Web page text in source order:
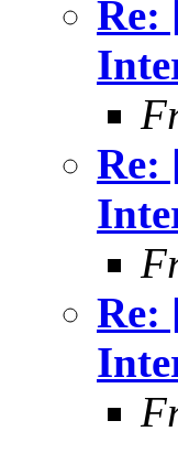
Re:
Re:
Re: